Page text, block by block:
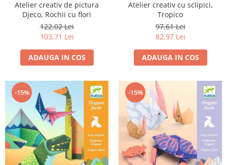
Atelier creativ de pictura
Djeco, Rochii cu flori
122,02 Lei
103,71 Lei
ADAUGA IN COS
Atelier creativ cu sclipici,
Tropico
97,61 Lei
82,97 Lei
ADAUGA IN COS
-15% -15%